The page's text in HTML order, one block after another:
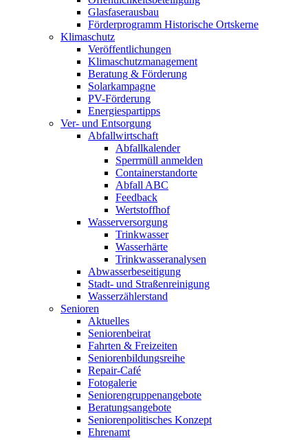
Glasfaserausbau
Förderprogramm Historische Ortskerne
Klimaschutz
Veröffentlichungen
Klimaschutzmanagement
Beratung & Förderung
Solarkampagne
PV-Förderung
Energiespartipps
Ver- und Entsorgung
Abfallwirtschaft
Abfallkalender
Sperrmüll anmelden
Containerstandorte
Abfall ABC
Feedback
Wertstoffhof
Wasserversorgung
Trinkwasser
Wasserhärte
Trinkwasseranalysen
Abwasserbeseitigung
Stadt- und Straßenreinigung
Wasserzählerstand
Senioren
Aktuelles
Seniorenbeirat
Fahrten & Freizeiten
Seniorenbildungsreihe
Repair-Café
Fotogalerie
Seniorengruppenangebote
Beratungsangebote
Seniorenpolitisches Konzept
Ehrenamt